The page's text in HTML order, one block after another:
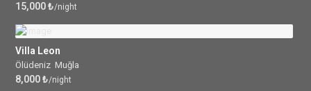
15,000 ₺/night
Villa Leon
Ölüdeniz Muğla
8,000 ₺/night